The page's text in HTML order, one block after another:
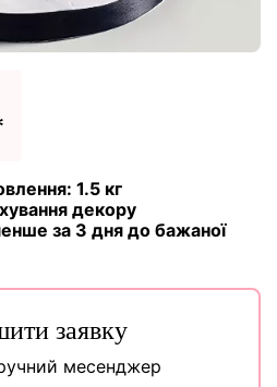
1.5 кг
декору
за 3 дня до бажаної
заявку
месенджер